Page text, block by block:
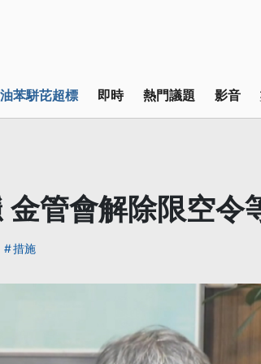
苯駢芘超標 即時 熱門議題 影音
金管會解除限空令
措施